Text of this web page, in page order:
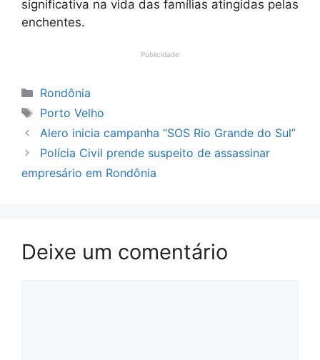
significativa na vida das famílias atingidas pelas
enchentes.
Publicidade
Categorias
Rondônia
Tags
Porto Velho
Alero inicia campanha “SOS Rio Grande do Sul”
Polícia Civil prende suspeito de assassinar
empresário em Rondônia
Deixe um comentário